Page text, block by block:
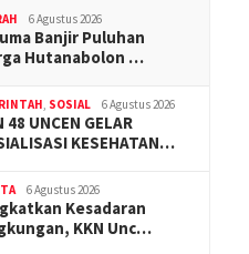
6 Agustus 2026
Banjir Puluhan
Hutanabolon …
, SOSIAL 6 Agustus 2026
48 UNCEN GELAR
KESEHATAN…
6 Agustus 2026
Kesadaran
KKN Unc…